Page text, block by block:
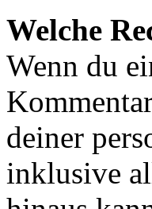
Welche
Wenn du
deiner
inklusive